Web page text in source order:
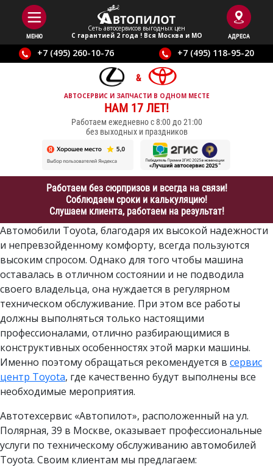
МЕНЮ
Сеть автосервисов выгодныx цен
С гарантией 2 года ! Вся Москва и МО
АДРЕСА
+7 (495) 260-10-76 +7 (495) 118-95-20
АВТОСЕРВИС И ЗАПЧАСТИ В ОДНОМ МЕСТЕ
НАМ 17 ЛЕТ!
Работаем ежедневно с 8:00 до 21:00
без выходных и праздников
Работаем без сюрпризов и всегда на связи!
Соблюдаем сроки и калькуляцию!
Слушаем клиента, работаем на результат!
Автомобили Toyotа, благодаря их высокой надежности
и непревзойденному комфорту, всегда пользуются
высоким спросом. Однако для того чтобы машина
оставалась в отличном состоянии и не подводила
своего владельца, она нуждается в регулярном
техническом обслуживание. При этом все работы
должны выполняться только настоящими
профессионалами, отлично разбирающимися в
конструктивных особенностях этой марки машины.
Именно поэтому обращаться рекомендуется в сервис
центр Toyota, где качественно будут выполнены все
необходимые мероприятия.
Автотехсервис «Автопилот», расположенный на ул.
Полярная, 39 в Москве, оказывает профессиональные
услуги по техническому обслуживанию автомобилей
Toyota. Своим клиентам мы предлагаем: